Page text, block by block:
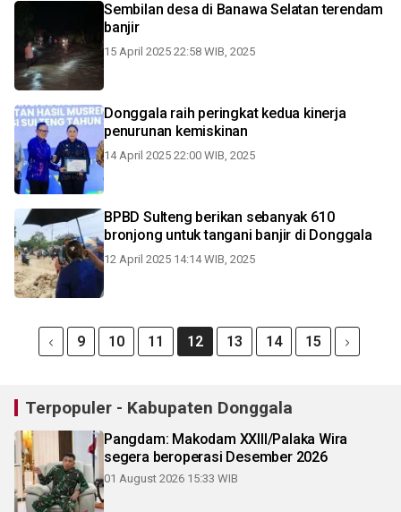
Sembilan desa di Banawa Selatan terendam
banjir
15 April 2025 22:58 WIB, 2025
Donggala raih peringkat kedua kinerja
penurunan kemiskinan
14 April 2025 22:00 WIB, 2025
BPBD Sulteng berikan sebanyak 610
bronjong untuk tangani banjir di Donggala
12 April 2025 14:14 WIB, 2025
9 10 11 12 13 14 15
Terpopuler - Kabupaten Donggala
Pangdam: Makodam XXIII/Palaka Wira
segera beroperasi Desember 2026
01 August 2026 15:33 WIB